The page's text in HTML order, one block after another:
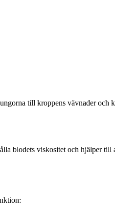
till kroppens vävnader
blodets viskositet och hjälper till